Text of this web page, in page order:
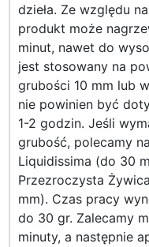
dzieła. Ze względu
produkt może
minut, nawet do
jest stosowany na
grubości 10 mm lub
nie powinien być
1-2 godzin. Jeśli
grubość, polecamy
Liquidissima (do 30
Przezroczysta
mm). Czas pracy
do 30 gr. Zalecamy
minuty, a następnie